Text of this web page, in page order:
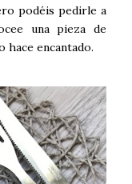
podéis pedirle a
una pieza de
hace encantado.